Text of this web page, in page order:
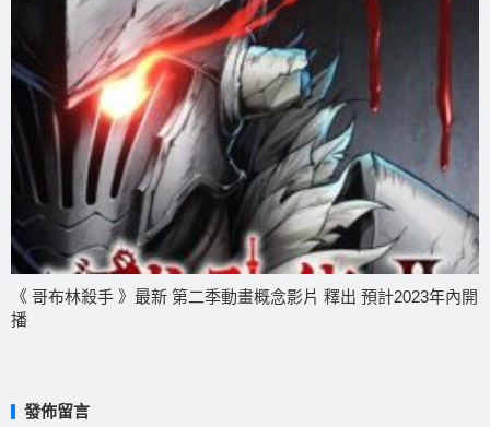
《 哥布林殺手 》最新 第二季動畫概念影片 釋出 預計2023年內開
播
發佈留言